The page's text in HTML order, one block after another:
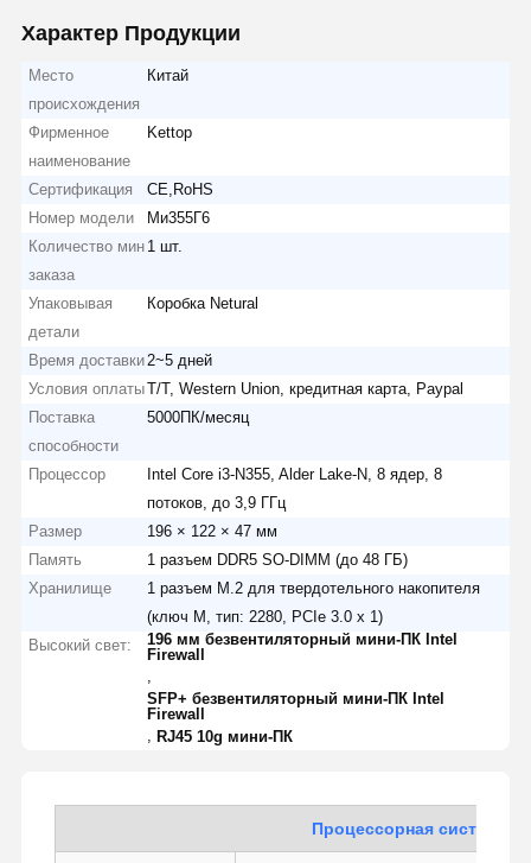
Характер Продукции
Место
происхождения
Китай
Фирменное
наименование
Kettop
Сертификация
CE,RoHS
Номер модели
Ми355Г6
Количество мин
заказа
1 шт.
Упаковывая
детали
Коробка Netural
Время доставки 2~5 дней
Условия оплатыT/T, Western Union, кредитная карта, Paypal
Поставка
способности
5000ПК/месяц
Процессор
Intel Core i3-N355, Alder Lake-N, 8 ядер, 8
потоков, до 3,9 ГГц
Размер
196 × 122 × 47 мм
Память
1 разъем DDR5 SO-DIMM (до 48 ГБ)
Хранилище
1 разъем M.2 для твердотельного накопителя
(ключ M, тип: 2280, PCIe 3.0 x 1)
Высокий свет:
196 мм безвентиляторный мини-ПК Intel
Firewall
SFP+ безвентиляторный мини-ПК Intel
Firewall
,RJ45 10g мини-ПК
Процессорная система